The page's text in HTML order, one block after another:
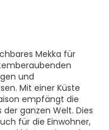
Mekka für
und
Mit einer Küste
empfängt die
ganzen Welt. Dies
für die Einwohner,